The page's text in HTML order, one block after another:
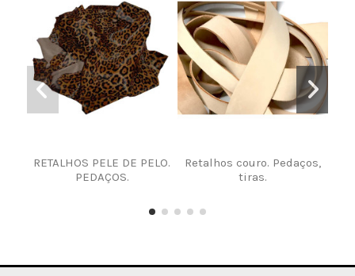
RETALHOS PELE DE PELO.
PEDAÇOS.
Retalhos couro. Pedaços,
tiras.